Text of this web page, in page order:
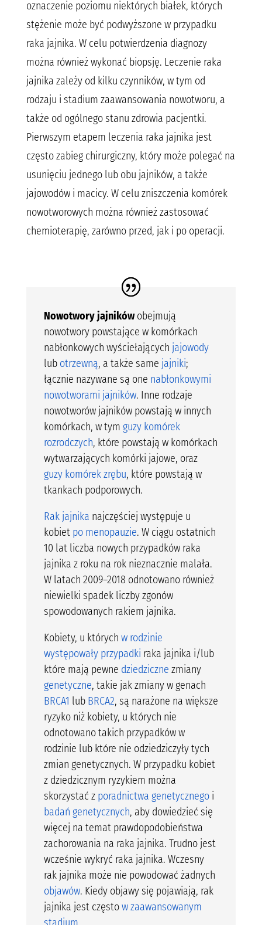
oznaczenie poziomu niektórych białek, których
stężenie może być podwyższone w przypadku
raka jajnika. W celu potwierdzenia diagnozy
można również wykonać biopsję. Leczenie raka
jajnika zależy od kilku czynników, w tym od
rodzaju i stadium zaawansowania nowotworu, a
także od ogólnego stanu zdrowia pacjentki.
Pierwszym etapem leczenia raka jajnika jest
często zabieg chirurgiczny, który może polegać na
usunięciu jednego lub obu jajników, a także
jajowodów i macicy. W celu zniszczenia komórek
nowotworowych można również zastosować
chemioterapię, zarówno przed, jak i po operacji.
Nowotwory jajnikówobejmują
nowotwory powstające w komórkach
nabłonkowych wyściełających jajowody
lub otrzewną, a także same jajniki;
łącznie nazywane są one nabłonkowymi
nowotworami jajników. Inne rodzaje
nowotworów jajników powstają w innych
komórkach, w tym guzy komórek
rozrodczych, które powstają w komórkach
wytwarzających komórki jajowe, oraz
guzy komórek zrębu, które powstają w
tkankach podporowych.
Rak jajnika najczęściej występuje u
kobiet po menopauzie. W ciągu ostatnich
10 lat liczba nowych przypadków raka
jajnika z roku na rok nieznacznie malała.
W latach 2009–2018 odnotowano również
niewielki spadek liczby zgonów
spowodowanych rakiem jajnika.
Kobiety, u których w rodzinie
występowały przypadki raka jajnika i/lub
które mają pewne dziedziczne zmiany
genetyczne, takie jak zmiany w genach
BRCA1 lub BRCA2, są narażone na większe
ryzyko niż kobiety, u których nie
odnotowano takich przypadków w
rodzinie lub które nie odziedziczyły tych
zmian genetycznych. W przypadku kobiet
z dziedzicznym ryzykiem można
skorzystać z poradnictwa genetycznegoi
badań genetycznych, aby dowiedzieć się
więcej na temat prawdopodobieństwa
zachorowania na raka jajnika. Trudno jest
wcześnie wykryć raka jajnika. Wczesny
rak jajnika może nie powodować żadnych
objawów. Kiedy objawy się pojawiają, rak
jajnika jest częstow zaawansowanym